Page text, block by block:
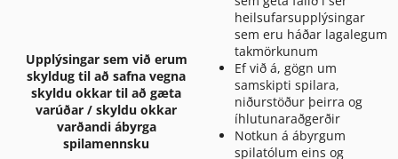
Upplýsingar sem við erum
skyldug til að safna vegna
skyldu okkar til að gæta
varúðar / skyldu okkar
varðandi ábyrga
spilamennsku
heilsufarsupplýsingar
sem eru háðar lagalegum
takmörkunum
Ef við á, gögn um
samskipti spilara,
niðurstöður þeirra og
íhlutunaraðgerðir
Notkun á ábyrgum
spilatólum eins og